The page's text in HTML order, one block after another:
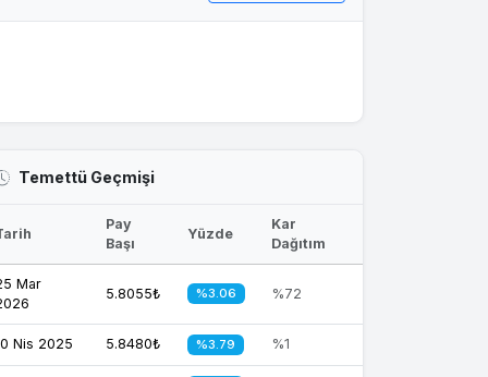
Temettü Geçmişi
Pay
Başı
Yüzde
Kar
Dağıtım
Mar
5.8055₺ %3.06 %72
Nis 2025 5.8480₺ %3.79 %1